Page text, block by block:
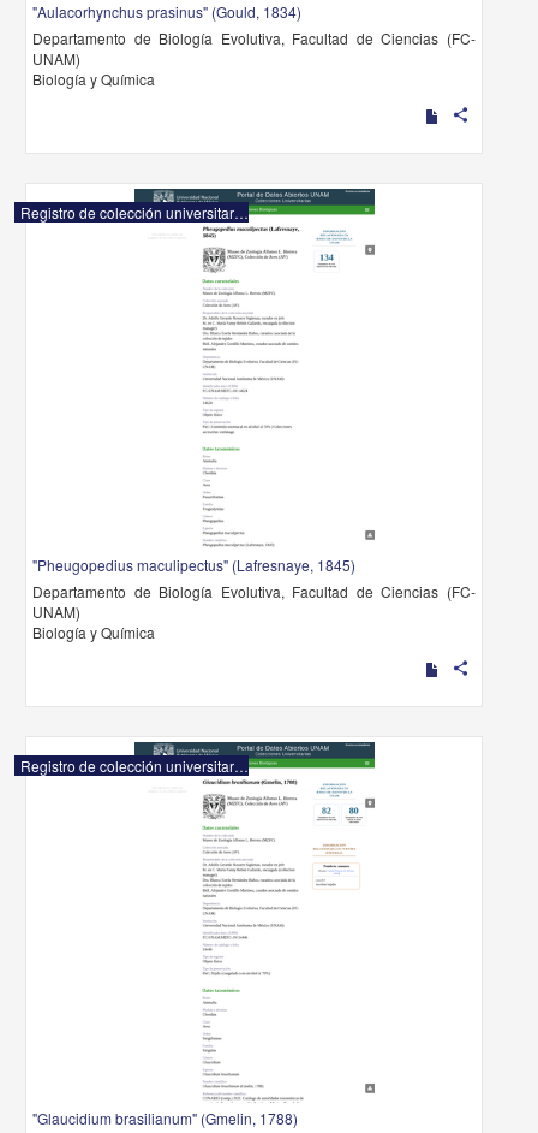
"Aulacorhynchus prasinus" (Gould, 1834)
Departamento de Biología Evolutiva, Facultad de Ciencias (FC-
UNAM)
Biología y Química
share
Registro de colección universitaria
"Pheugopedius maculipectus" (Lafresnaye, 1845)
Departamento de Biología Evolutiva, Facultad de Ciencias (FC-
UNAM)
Biología y Química
share
Registro de colección universitaria
"Glaucidium brasilianum" (Gmelin, 1788)